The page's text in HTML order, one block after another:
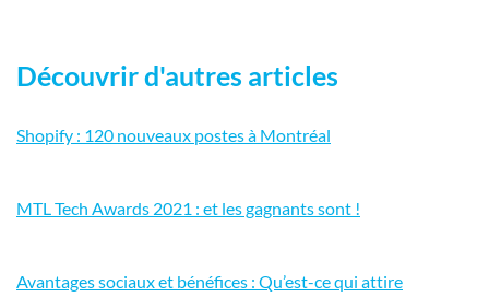
Découvrir d'autres articles
Shopify : 120 nouveaux postes à Montréal
MTL Tech Awards 2021 : et les gagnants sont !
Avantages sociaux et bénéfices : Qu’est-ce qui attire